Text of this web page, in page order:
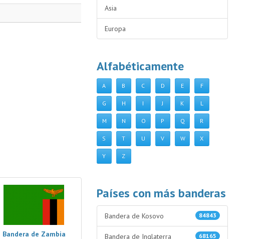
Bandera de Zambia
Asia
Europa
Alfabéticamente
A B C D E F
G H I J K L
M N O P Q R
S T U V W X
Y Z
Países con más banderas
84843
Bandera de Kosovo
68165
Bandera de Inglaterra